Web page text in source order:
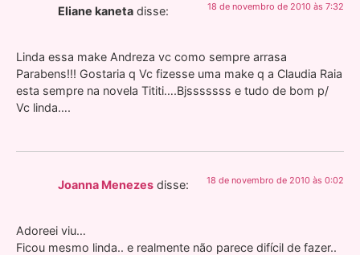
Eliane kaneta disse: 18 de novembro de 2010 às 7:32
Linda essa make Andreza vc como sempre arrasa
Parabens!!! Gostaria q Vc fizesse uma make q a Claudia Raia
esta sempre na novela Tititi….Bjsssssss e tudo de bom p/
Vc linda….
Joanna Menezes disse: 18 de novembro de 2010 às 0:02
Adoreei viu…
Ficou mesmo linda.. e realmente não parece difícil de fazer..